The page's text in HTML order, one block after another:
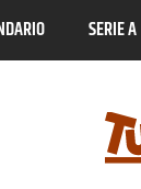
SERIE A